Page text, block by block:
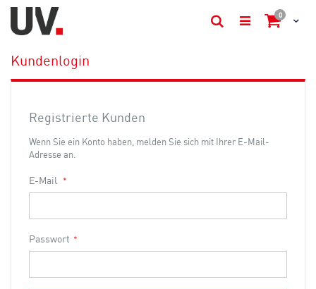
Cart
0Artikel
Suche
Kundenlogin
Registrierte Kunden
Wenn Sie ein Konto haben, melden Sie sich mit Ihrer E-Mail-
Adresse an.
E-Mail
Passwort